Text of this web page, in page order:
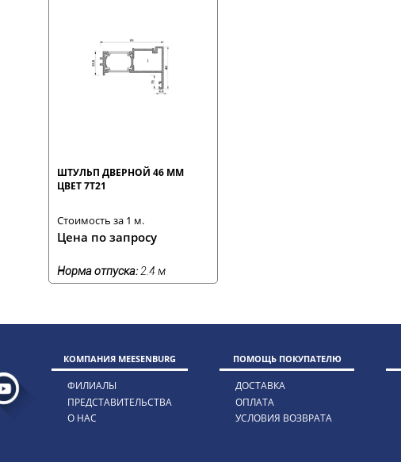
ШТУЛЬП ДВЕРНОЙ 46 ММ
ЦВЕТ 7T21
Стоимость за 1 м.
Цена по запросу
Норма отпуска:2.4 м
КОМПАНИЯ MEESENBURG
ФИЛИАЛЫ
ПРЕДСТАВИТЕЛЬСТВА
О НАС
ПОМОЩЬ ПОКУПАТЕЛЮ
ДОСТАВКА
ОПЛАТА
УСЛОВИЯ ВОЗВРАТА